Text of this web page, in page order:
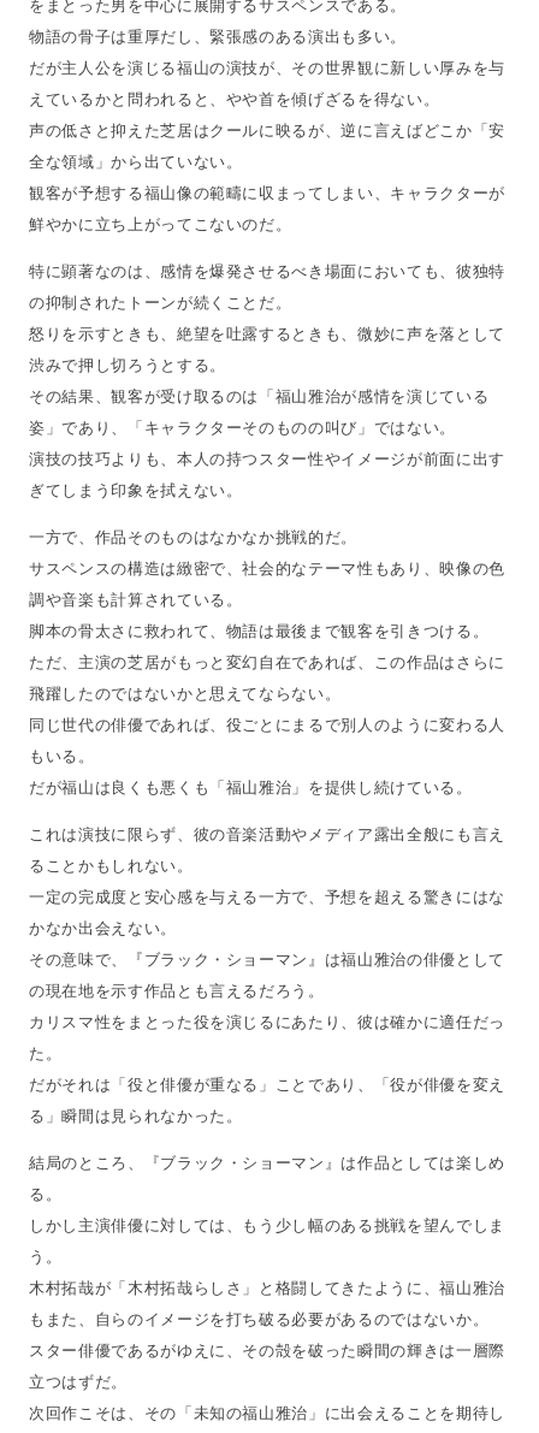
をまとった男を中心に展開するサスペンスである。
物語の骨子は重厚だし、緊張感のある演出も多い。
だが主人公を演じる福山の演技が、その世界観に新しい厚みを与
えているかと問われると、やや首を傾げざるを得ない。
声の低さと抑えた芝居はクールに映るが、逆に言えばどこか「安
全な領域」から出ていない。
観客が予想する福山像の範疇に収まってしまい、キャラクターが
鮮やかに立ち上がってこないのだ。
特に顕著なのは、感情を爆発させるべき場面においても、彼独特
の抑制されたトーンが続くことだ。
怒りを示すときも、絶望を吐露するときも、微妙に声を落として
渋みで押し切ろうとする。
その結果、観客が受け取るのは「福山雅治が感情を演じている
姿」であり、「キャラクターそのものの叫び」ではない。
演技の技巧よりも、本人の持つスター性やイメージが前面に出す
ぎてしまう印象を拭えない。
一方で、作品そのものはなかなか挑戦的だ。
サスペンスの構造は緻密で、社会的なテーマ性もあり、映像の色
調や音楽も計算されている。
脚本の骨太さに救われて、物語は最後まで観客を引きつける。
ただ、主演の芝居がもっと変幻自在であれば、この作品はさらに
飛躍したのではないかと思えてならない。
同じ世代の俳優であれば、役ごとにまるで別人のように変わる人
もいる。
だが福山は良くも悪くも「福山雅治」を提供し続けている。
これは演技に限らず、彼の音楽活動やメディア露出全般にも言え
ることかもしれない。
一定の完成度と安心感を与える一方で、予想を超える驚きにはな
かなか出会えない。
その意味で、『ブラック・ショーマン』は福山雅治の俳優として
の現在地を示す作品とも言えるだろう。
カリスマ性をまとった役を演じるにあたり、彼は確かに適任だっ
た。
だがそれは「役と俳優が重なる」ことであり、「役が俳優を変え
る」瞬間は見られなかった。
結局のところ、『ブラック・ショーマン』は作品としては楽しめ
る。
しかし主演俳優に対しては、もう少し幅のある挑戦を望んでしま
う。
木村拓哉が「木村拓哉らしさ」と格闘してきたように、福山雅治
もまた、自らのイメージを打ち破る必要があるのではないか。
スター俳優であるがゆえに、その殻を破った瞬間の輝きは一層際
立つはずだ。
次回作こそは、その「未知の福山雅治」に出会えることを期待し